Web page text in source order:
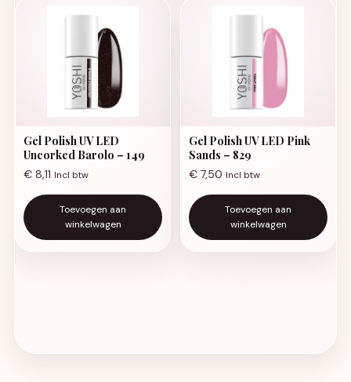
Gel Polish UV LED
Uncorked Barolo – 149
€ 8,11 Incl btw
Toevoegen aan
winkelwagen
Gel Polish UV LED Pink
Sands – 829
€ 7,50 Incl btw
Toevoegen aan
winkelwagen